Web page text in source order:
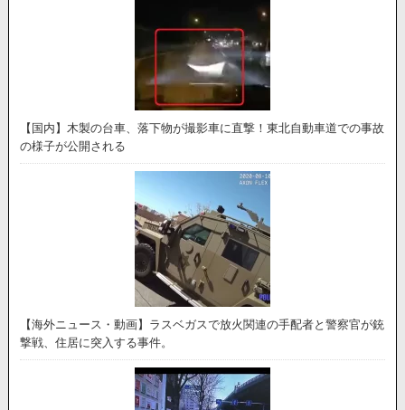
【国内】木製の台車、落下物が撮影車に直撃！東北自動車道での事故
の様子が公開される
【海外ニュース・動画】ラスベガスで放火関連の手配者と警察官が銃
撃戦、住居に突入する事件。